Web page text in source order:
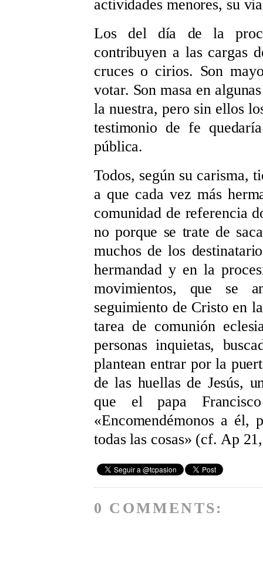
actividades menores, su
Los del día de la
contribuyen a las cargas
cruces o cirios. Son
votar. Son masa en
la nuestra, pero sin ellos
testimonio de fe
pública.
Todos, según su carisma,
a que cada vez más
comunidad de referencia
no porque se trate de
muchos de los
hermandad y en la
movimientos, que se
seguimiento de Cristo en
tarea de comunión
personas inquietas,
plantean entrar por la
de las huellas de Jesús,
que el papa
«Encomendémonos a él,
todas las cosas» (cf. Ap
0 COMMENTS: